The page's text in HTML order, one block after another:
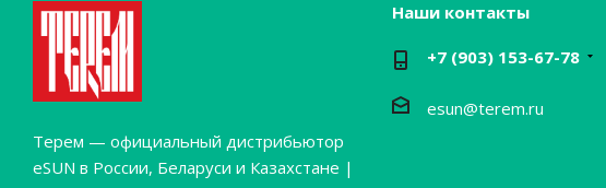
Терем — официальный дистрибьютор
eSUN в России, Беларуси и Казахстане |
Наши контакты
+7 (903) 153-67-78
esun@terem.ru